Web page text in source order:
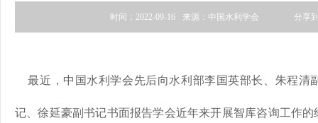
时间：2022-09-16 来源：中国水利学会 分享
最近，中国水利学会先后向水利部李国英部长、朱程清
记、徐延豪副书记书面报告学会近年来开展智库咨询工作